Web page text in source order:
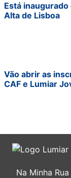
Está
Alta de Lisboa
Vão abrir as
CAF e Lumiar
Na Minha Rua